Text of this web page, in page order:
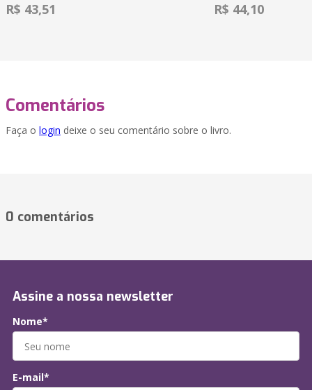
R$ 43,51 R$ 44,10
Comentários
Faça o login deixe o seu comentário sobre o livro.
0 comentários
Assine a nossa newsletter
Nome*
E-mail*